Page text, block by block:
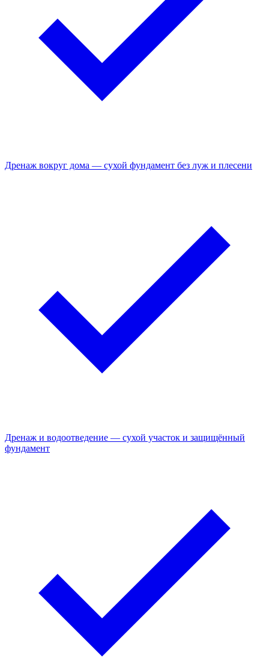
Дренаж вокруг дома — сухой фундамент без луж и плесени
Дренаж и водоотведение — сухой участок и защищённый
фундамент